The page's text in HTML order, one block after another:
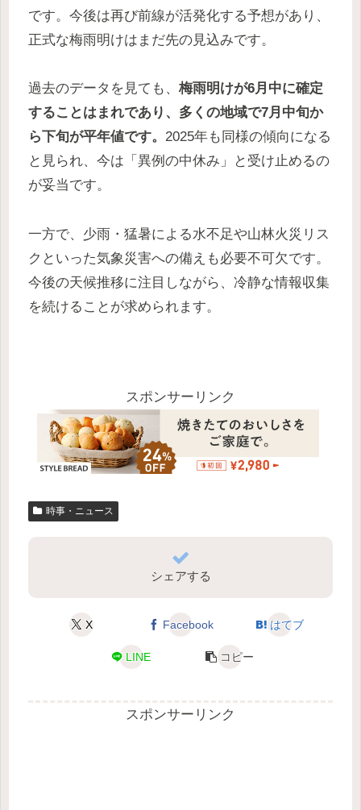
です。今後は再び前線が活発化する予想があり、
正式な梅雨明けはまだ先の見込みです。
過去のデータを見ても、 梅雨明けが6月中に確定
することはまれであり、多くの地域で7月中旬か
ら下旬が平年値です。 2025年も同様の傾向になる
と見られ、今は「異例の中休み」と受け止めるの
が妥当です。
一方で、少雨・猛暑による水不足や山林火災リス
クといった気象災害への備えも必要不可欠です。
今後の天候推移に注目しながら、冷静な情報収集
を続けることが求められます。
スポンサーリンク
時事・ニュース
シェアする
X Facebook はてブ
LINE コピー
スポンサーリンク